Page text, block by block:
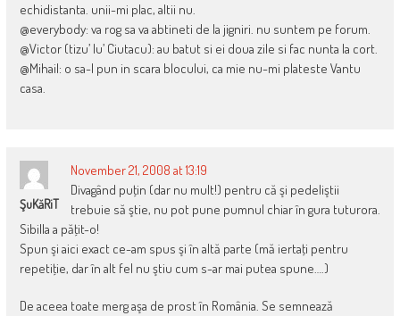
echidistanta. unii-mi plac, altii nu.
@everybody: va rog sa va abtineti de la jigniri. nu suntem pe forum.
@Victor (tizu’ lu’ Ciutacu): au batut si ei doua zile si fac nunta la cort.
@Mihail: o sa-l pun in scara blocului, ca mie nu-mi plateste Vantu
casa.
ŞuKăRiT
November 21, 2008 at 13:19
Divagând puţin (dar nu mult!) pentru că şi pedeliştii
trebuie să ştie, nu pot pune pumnul chiar în gura tuturora.
Sibilla a păţit-o!
Spun şi aici exact ce-am spus şi în altă parte (mă iertaţi pentru
repetiţie, dar în alt fel nu ştiu cum s-ar mai putea spune….)
De aceea toate merg aşa de prost în România. Se semnează